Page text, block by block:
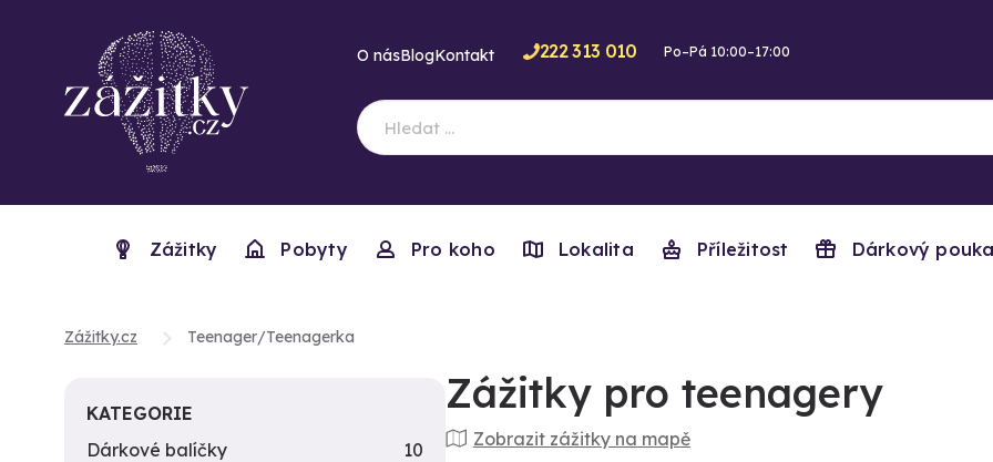
O násBlogKontakt 222 313 010 Po–Pá 10:00–17:00
Zážitky Pobyty Pro koho Lokalita Příležitost Dárkový
Zážitky.cz Teenager/Teenagerka
Zážitky pro teenagery
Zobrazit zážitky na mapě
KATEGORIE
Dárkové balíčky
10